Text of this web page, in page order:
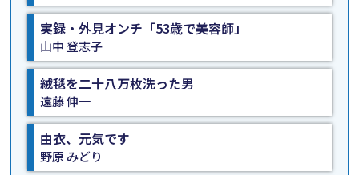
実録・外見オンチ「53歳で美容師」
山中 登志子
絨毯を二十八万枚洗った男
遠藤 伸一
由衣、元気です
野原 みどり